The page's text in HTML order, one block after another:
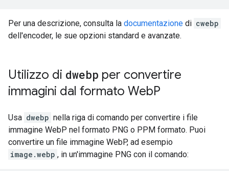
Per una descrizione, consulta la documentazione di cwebp
dell'encoder, le sue opzioni standard e avanzate.
Utilizzo di dwebp per convertire
immagini dal formato WebP
Usa dwebp nella riga di comando per convertire i file
immagine WebP nel formato PNG o PPM formato. Puoi
convertire un file immagine WebP, ad esempio
image.webp , in un'immagine PNG con il comando: